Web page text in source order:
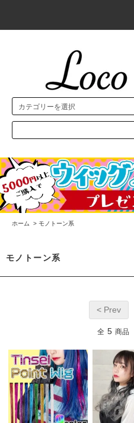
ホーム > モノトーン系
モノトーン系
< Prev
全 5 商品